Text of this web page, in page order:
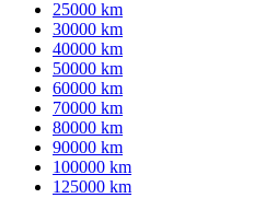
25000 km
30000 km
40000 km
50000 km
60000 km
70000 km
80000 km
90000 km
100000 km
125000 km